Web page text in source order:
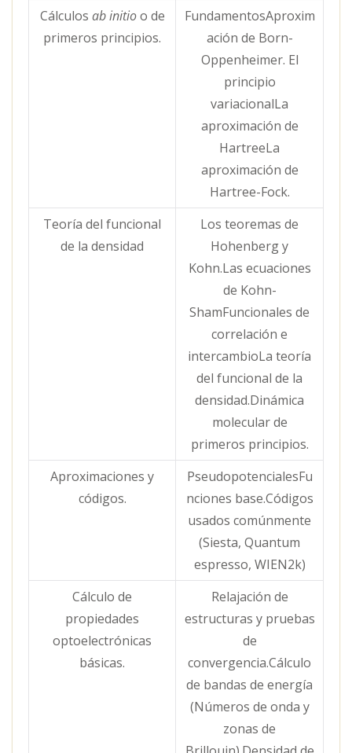
Cálculos ab initioo de
primeros principios.
FundamentosAproxim
ación de Born-
Oppenheimer. El
principio
variacionalLa
aproximación de
HartreeLa
aproximación de
Hartree-Fock.
Teoría del funcional
de la densidad
Los teoremas de
Hohenberg y
Kohn.Las ecuaciones
de Kohn-
ShamFuncionales de
correlación e
intercambioLa teoría
del funcional de la
densidad.Dinámica
molecular de
primeros principios.
Aproximaciones y
códigos.
PseudopotencialesFu
nciones base.Códigos
usados comúnmente
(Siesta, Quantum
espresso, WIEN2k)
Cálculo de
propiedades
optoelectrónicas
básicas.
Relajación de
estructuras y pruebas
de
convergencia.Cálculo
de bandas de energía
(Números de onda y
zonas de